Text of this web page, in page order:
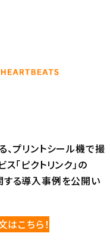
プリントシール機で撮
「ピクトリンク」の
る導入事例を公開い
こちら！